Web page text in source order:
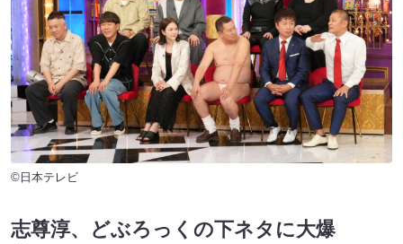
©日本テレビ
志尊淳、どぶろっくの下ネタに大爆